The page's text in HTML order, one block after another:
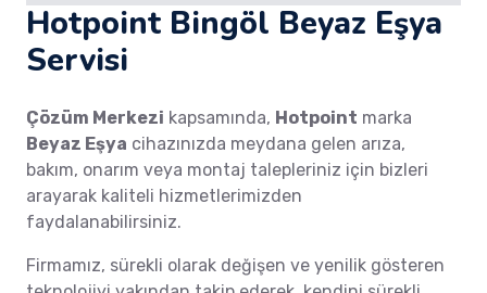
Hotpoint Bingöl Beyaz Eşya
Servisi
Çözüm Merkezi kapsamında, Hotpoint marka
Beyaz Eşya cihazınızda meydana gelen arıza,
bakım, onarım veya montaj talepleriniz için bizleri
arayarak kaliteli hizmetlerimizden
faydalanabilirsiniz.
Firmamız, sürekli olarak değişen ve yenilik gösteren